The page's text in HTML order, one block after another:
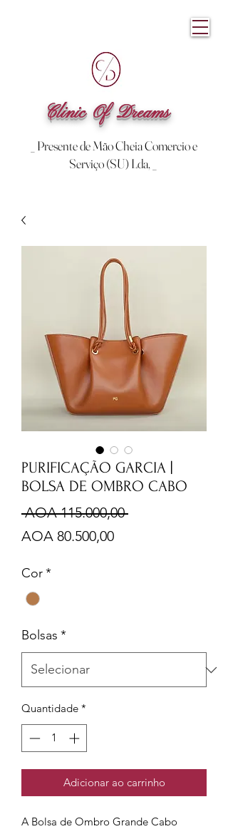
Clinic Of Dreams
_ Presente de Mão Cheia Comercio e
Serviço (SU) Lda, _
PURIFICAÇÃO GARCIA |
BOLSA DE OMBRO CABO
AOA 115.000,00 Preço
AOA 80.500,00Preço
Cor*
Bolsas *
Quantidade *
Adicionar ao carrinho
A Bolsa de Ombro Grande Cabo